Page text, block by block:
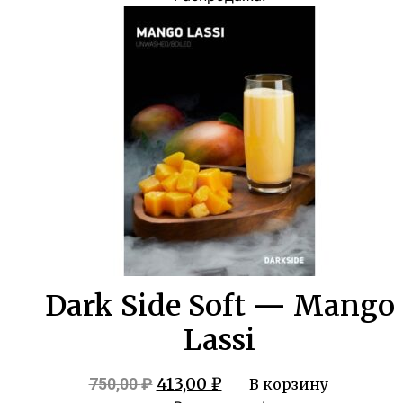
750,00 ₽.
Dark Side Soft — Mango
Lassi
750,00₽ Первоначальная
413,00 ₽Текущая
В корзину